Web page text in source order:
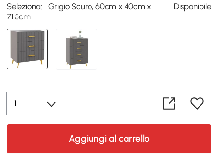
Seleziona:
Grigio Scuro, 60cm x 40cm x
71.5cm
Disponibile
Aggiungi al carrello